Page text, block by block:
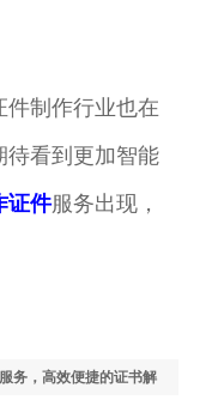
件制作行业也在
待看到更加智能
证件服务出现，
务，高效便捷的证书解